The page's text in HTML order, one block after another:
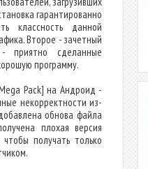
гарантированно
классность данной
Второе - зачетный
приятно сделанные
программу.
Pack] на Андроид -
некорректности из-
обнова файла
плохая версия
получать только